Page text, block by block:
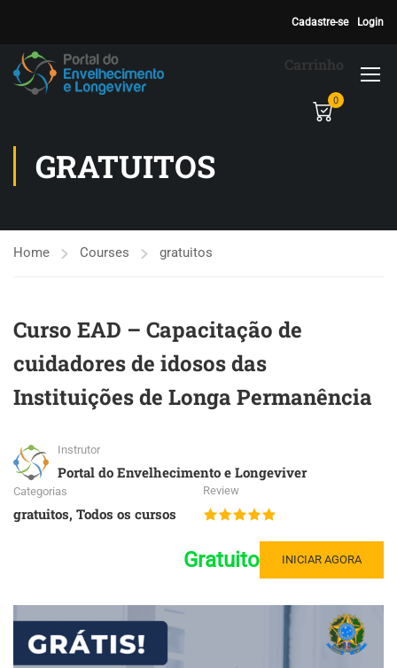
Cadastre-se Login
Carrinho
0
GRATUITOS
Home Courses gratuitos
Curso EAD – Capacitação de
cuidadores de idosos das
Instituições de Longa Permanência
Instrutor
Portal do Envelhecimento e Longeviver
Categorias
gratuitos, Todos os cursos
Review
Gratuito INICIAR AGORA